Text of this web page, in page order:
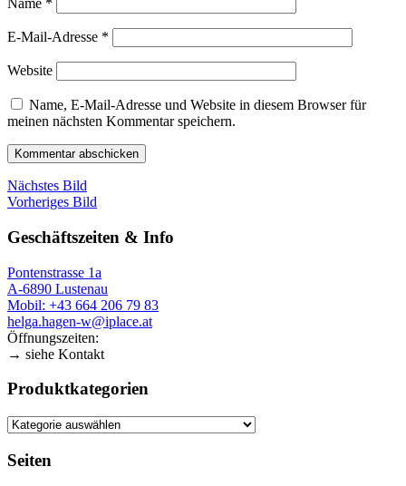
Name *
E-Mail-Adresse *
Website
Name, E-Mail-Adresse und Website in diesem Browser für
meinen nächsten Kommentar speichern.
Nächstes Bild
Vorheriges Bild
Geschäftszeiten & Info
Pontenstrasse 1a
A-6890 Lustenau
Mobil: +43 664 206 79 83
helga.hagen-w@iplace.at
Öffnungszeiten:
→ siehe Kontakt
Produktkategorien
Seiten